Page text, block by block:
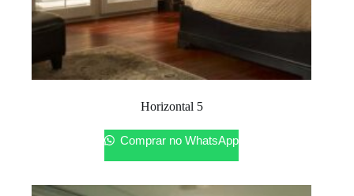
Horizontal 5
Comprar no WhatsApp